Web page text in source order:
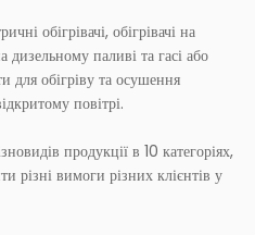
обігрівачі, обігрівачі на
дизельному паливі та гасі або
для обігріву та осушення
повітрі.
продукції в 10 категоріях,
різні вимоги різних клієнтів у